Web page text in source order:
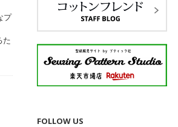
プ
た
FOLLOW US